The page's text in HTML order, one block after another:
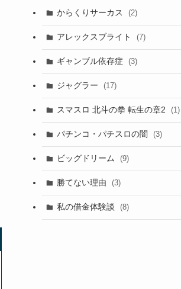
からくりサーカス (2)
アレックスブライト (7)
ギャンブル依存症 (3)
ジャグラー (17)
スマスロ 北斗の拳 転生の章2 (1)
パチンコ・パチスロの闇 (3)
ビッグドリーム (9)
勝てない理由 (3)
私の借金体験談 (8)